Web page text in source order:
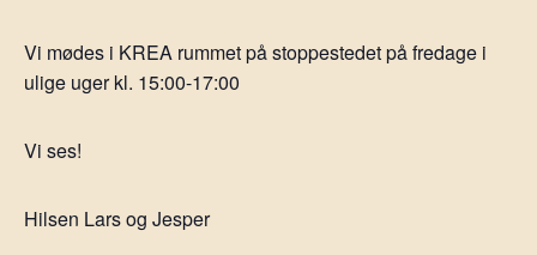
Vi mødes i KREA rummet på stoppestedet på fredage i
ulige uger kl. 15:00-17:00
Vi ses!
Hilsen Lars og Jesper